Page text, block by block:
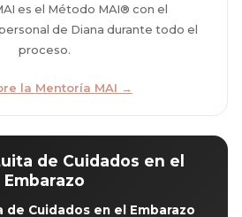
es el Método MAI® con el
de Diana durante todo el
proceso.
la Mentoría MAI →
de Cuidados en el
Embarazo
de Cuidados en el Embarazo